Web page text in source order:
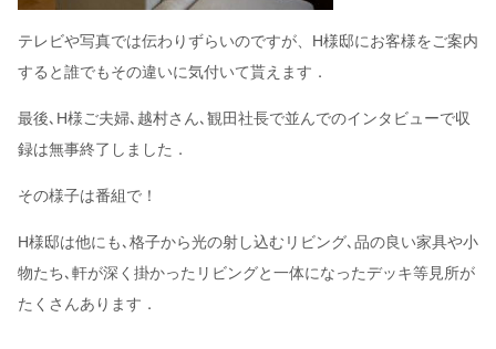
テレビや写真では伝わりずらいのですが、H様邸にお客様をご案内
すると誰でもその違いに気付いて貰えます．
最後､H様ご夫婦､越村さん､観田社長で並んでのインタビューで収
録は無事終了しました．
その様子は番組で！
H様邸は他にも､格子から光の射し込むリビング､品の良い家具や小
物たち､軒が深く掛かったリビングと一体になったデッキ等見所が
たくさんあります．